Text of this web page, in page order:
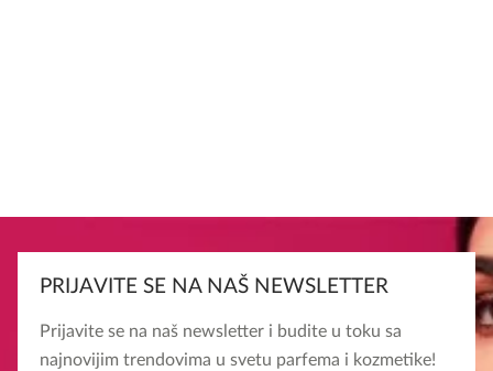
PRIJAVITE SE NA NAŠ NEWSLETTER
Prijavite se na naš newsletter i budite u toku sa
najnovijim trendovima u svetu parfema i kozmetike!